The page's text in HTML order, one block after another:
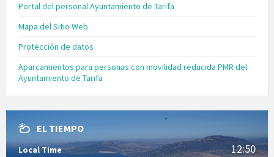
Portal del personal Ayuntamiento de Tarifa
Mapa del Sitio Web
Protección de datos
Aparcamientos para personas con movilidad reducida PMR del
Ayuntamiento de Tarifa
EL TIEMPO
Local Time 12:50